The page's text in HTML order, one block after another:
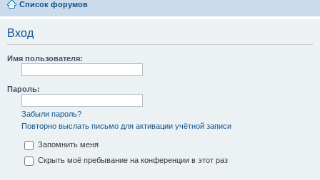
Список форумов
Вход
Имя пользователя:
Пароль:
Забыли пароль?
Повторно выслать письмо для активации учётной записи
Запомнить меня
Скрыть моё пребывание на конференции в этот раз